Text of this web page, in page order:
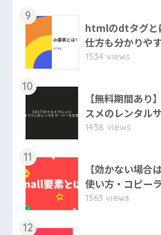
9
htmlのdtタグと
仕方も分かりや
1534 views
10
【無料期間あ
スメのレンタル
1458 views
11
【効かない場
使い方・コピー
1363 views
12